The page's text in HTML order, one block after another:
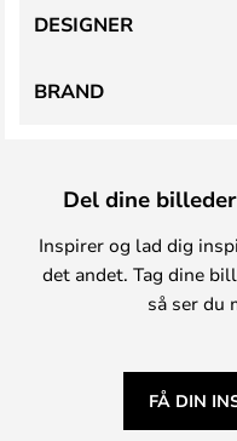
DESIGNER
BRAND
Del dine
Inspirer og lad dig
det andet. Tag dine
så ser du
FÅ DIN